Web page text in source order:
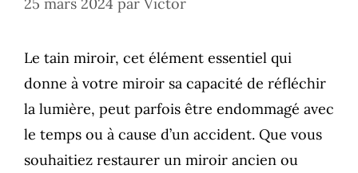
Le tain miroir, cet élément essentiel qui
donne à votre miroir sa capacité de réfléchir
la lumière, peut parfois être endommagé avec
le temps ou à cause d’un accident. Que vous
souhaitiez restaurer un miroir ancien ou